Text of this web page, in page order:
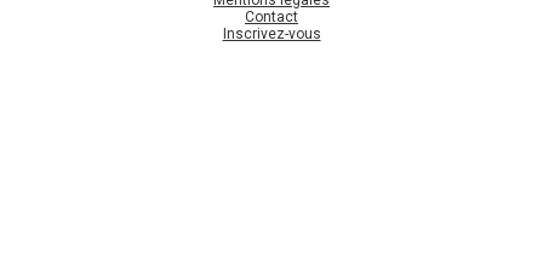
Contact
Inscrivez-vous